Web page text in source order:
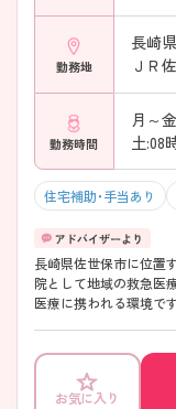
勤務地
長崎
ＪＲ
勤務時間
月～
土:08
住宅補助・手当あり
長崎県佐世保市に位置
院として地域の救急医
医療に携われる環境で
との時間を確保しやす
お気に入り